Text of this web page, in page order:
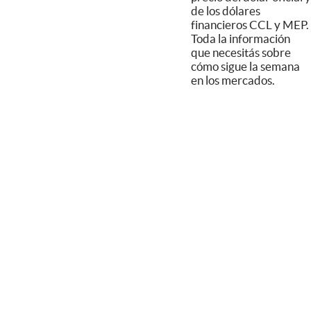
de los dólares
financieros CCL y MEP.
Toda la información
que necesitás sobre
cómo sigue la semana
en los mercados.